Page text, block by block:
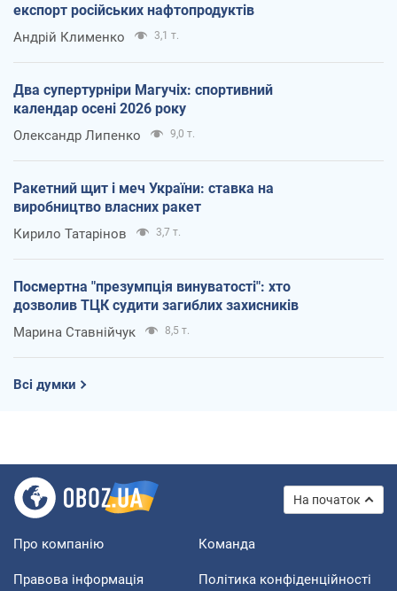
експорт російських нафтопродуктів
Андрій Клименко 3,1 т.
Два супертурніри Магучіх: спортивний
календар осені 2026 року
Олександр Липенко 9,0 т.
Ракетний щит і меч України: ставка на
виробництво власних ракет
Кирило Татарінов 3,7 т.
Посмертна "презумпція винуватості": хто
дозволив ТЦК судити загиблих захисників
Марина Ставнійчук 8,5 т.
Всі думки
На початок
Про компанію Команда
Правова інформація Політика конфіденційності